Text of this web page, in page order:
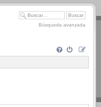
Búsqueda avanzada